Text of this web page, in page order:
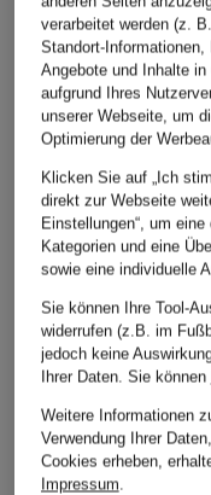
verarbeitet werden (z.
Standort-
Angebote und Inhalte
aufgrund Ihres
unserer Webseite, um
Optimierung der
Klicken Sie auf „Ich
direkt zur Webseite
Einstellungen“, um
Kategorien und eine
sowie eine individuelle
Sie können Ihre Tool-
widerrufen (z.B. im
jedoch keine
Ihrer Daten. Sie können
Weitere Informationen
Verwendung Ihrer
Cookies erheben,
Impressum.